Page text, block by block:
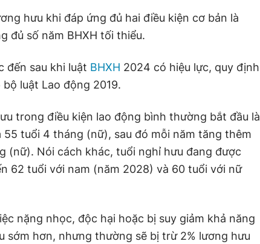
hưu khi đáp ứng đủ hai điều kiện cơ bản là
đủ số năm BHXH tối thiểu.
đến sau khi luật BHXH 2024 có hiệu lực, quy định
luật Lao động 2019.
trong điều kiện lao động bình thường bắt đầu là
tuổi 4 tháng (nữ), sau đó mỗi năm tăng thêm
(nữ). Nói cách khác, tuổi nghỉ hưu đang được
62 tuổi với nam (năm 2028) và 60 tuổi với nữ
nặng nhọc, độc hại hoặc bị suy giảm khả năng
sớm hơn, nhưng thường sẽ bị trừ 2% lương hưu